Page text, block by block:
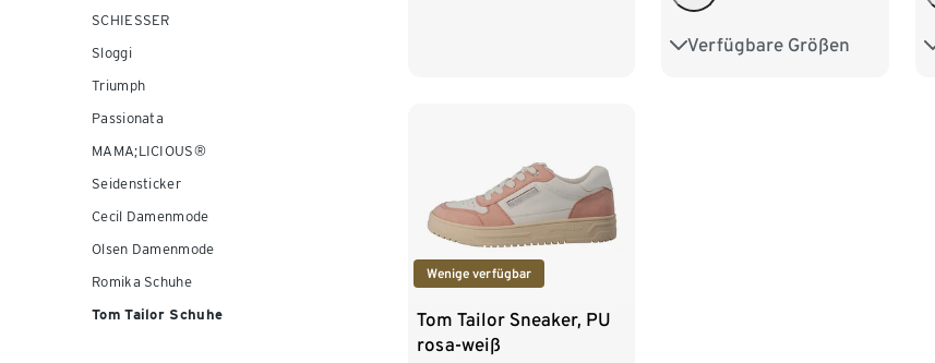
SCHIESSER
Sloggi
Triumph
Passionata
MAMA;LICIOUS®
Seidensticker
Cecil Damenmode
Olsen Damenmode
Romika Schuhe
Tom Tailor Schuhe
Verfügbare Größen
37 38 39 40
Wenige verfügbar
Tom Tailor Sneaker, PU
rosa-weiß